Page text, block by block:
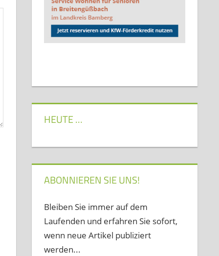
HEUTE …
ABONNIEREN SIE UNS!
Bleiben Sie immer auf dem
Laufenden und erfahren Sie sofort,
wenn neue Artikel publiziert
werden...